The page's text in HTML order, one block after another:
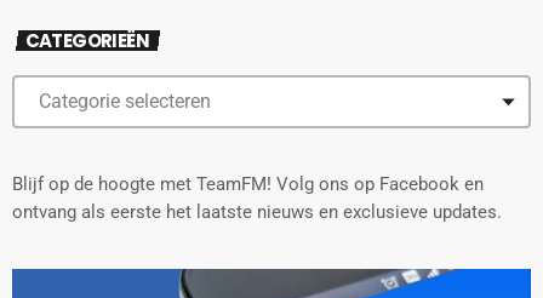
CATEGORIEËN
Blijf op de hoogte met TeamFM! Volg ons op Facebook en
ontvang als eerste het laatste nieuws en exclusieve updates.